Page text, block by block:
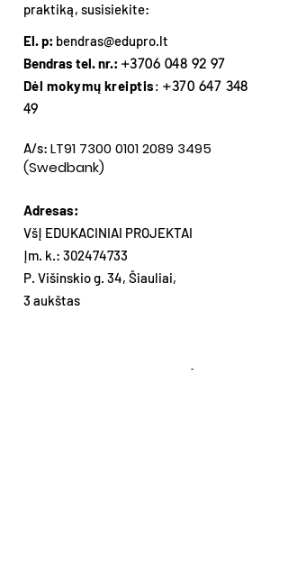
praktiką, susisiekite:
El. p: bendras@edupro.lt
Bendras tel. nr.: +3706 048 92 97
Dėl mokymų kreiptis: +370 647 348
49
A/s: LT91 7300 0101 2089 3495
(Swedbank)
Adresas:
VšĮ EDUKACINIAI PROJEKTAI
Įm. k.: 302474733
P. Višinskio g. 34, Šiauliai,
3 aukštas
Gaukite mūsų naujienas